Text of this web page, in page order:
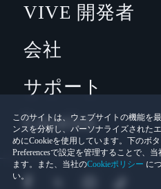
このサイトは、ウェブサイトの機能を
ンスを分析し、パーソナライズされた
めにCookieを使用しています。下のボ
Preferencesで設定を管理することで、
ます。また、当社のCookieポリシー に
い。
VIVE 開発者
会社
サポート
Location